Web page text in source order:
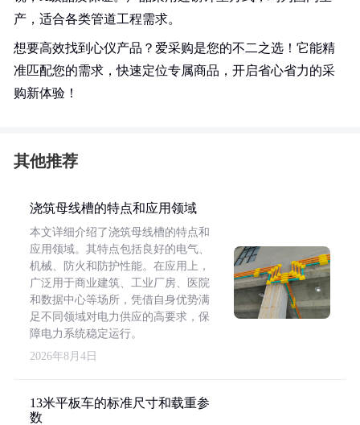
产，适合各类管道工程需求。
想要高效找到心仪产品？爱采购是您的不二之选！它能精
准匹配您的需求，快速定位专属商品，开启省心省力的采
购新体验！
其他推荐
浇筑母线槽的特点和应用领域
本文详细介绍了浇筑母线槽的特点和
应用领域。其特点包括良好的电气、
机械、防火和防护性能。在应用上，
广泛用于商业建筑、工业厂房、医院
和数据中心等场所，凭借自身优势满
足不同领域对电力供应的高要求，保
障电力系统稳定运行。
2026年8月4日
13米平板车的标准尺寸和载重参
数